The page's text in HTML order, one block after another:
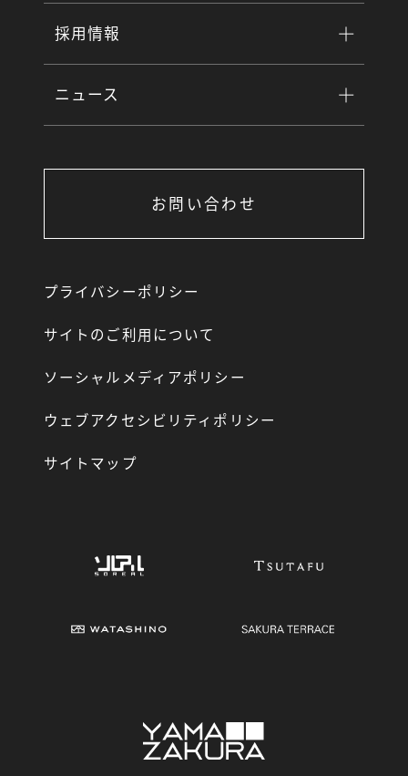
採用情報
ニュース
お問い合わせ
プライバシーポリシー
サイトのご利用について
ソーシャルメディアポリシー
ウェブアクセシビリティポリシー
サイトマップ